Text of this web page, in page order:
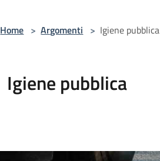
Home > Argomenti > Igiene pubblica
Igiene pubblica